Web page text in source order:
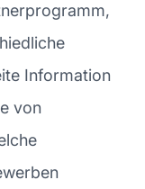
Information
von